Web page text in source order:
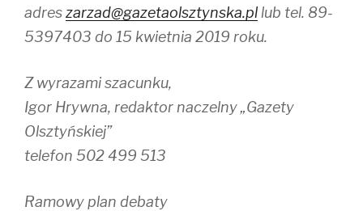
adreszarzad@gazetaolsztynska.pl lub tel. 89-
5397403 do 15 kwietnia 2019 roku.
Z wyrazami szacunku,
Igor Hrywna, redaktor naczelny „Gazety
Olsztyńskiej”
telefon 502 499 513
Ramowy plan debaty